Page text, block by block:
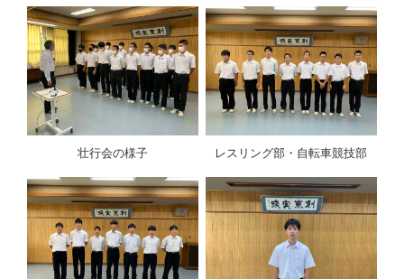
壮行会の様子 レスリング部・自転車競技部